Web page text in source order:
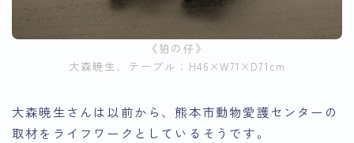
《狛の仔》
大森暁生、テーブル：H46×W71×D71cm
大森暁生さんは以前から、熊本市動物愛護センターの
取材をライフワークとしているそうです。